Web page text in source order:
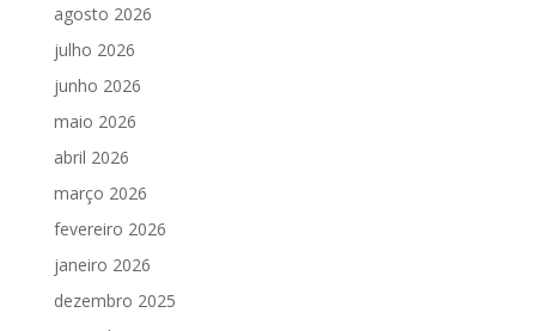
agosto 2026
julho 2026
junho 2026
maio 2026
abril 2026
março 2026
fevereiro 2026
janeiro 2026
dezembro 2025